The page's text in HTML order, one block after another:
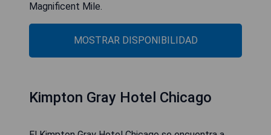
Magnificent Mile.
MOSTRAR DISPONIBILIDAD
Kimpton Gray Hotel Chicago